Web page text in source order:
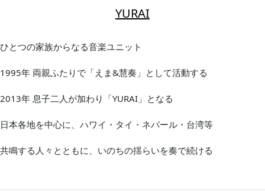
YURAI
ひとつの家族からなる音楽ユニット
1995年 両親ふたりで「えま&慧奏」として活動する
2013年 息子二人が加わり「YURAI」となる
日本各地を中心に、ハワイ・タイ・ネパール・台湾等
共鳴する人々とともに、いのちの揺らいを奏で続ける